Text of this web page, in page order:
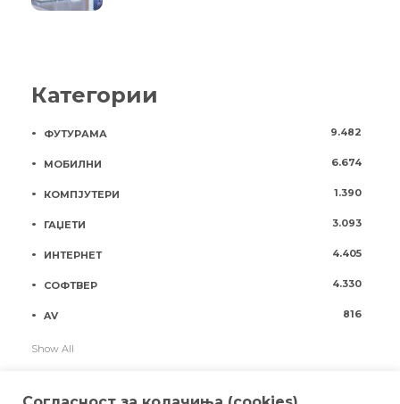
Категории
ФУТУРАМА 9.482
МОБИЛНИ 6.674
КОМПЈУТЕРИ 1.390
ГАЏЕТИ 3.093
ИНТЕРНЕТ 4.405
СОФТВЕР 4.330
AV 816
Show All